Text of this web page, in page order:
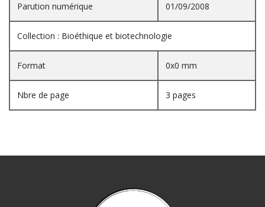
Parution numérique 01/09/2008
Collection : Bioéthique et biotechnologie
Format 0x0 mm
Nbre de page 3 pages